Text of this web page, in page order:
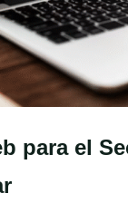
para el